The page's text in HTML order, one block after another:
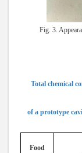
Fig. 3.
Total chemical
of a prototype
Food